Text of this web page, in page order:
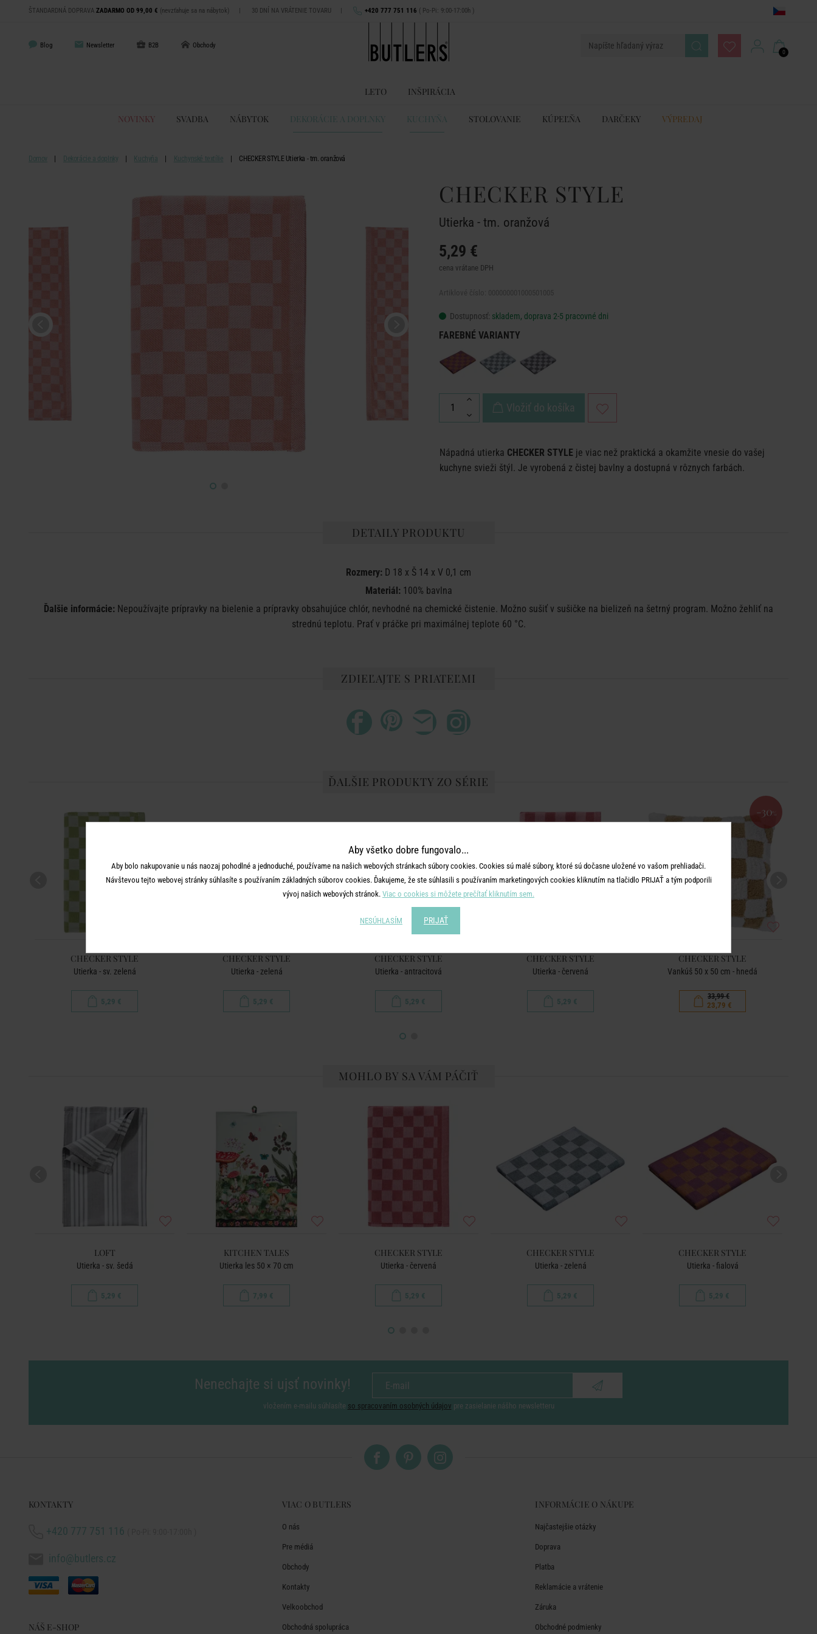
ŠTANDARDNÁ DOPRAVA ZADARMO OD 99,00 € (nevzťahuje sa na nábytok) | 30 DNÍ NA VRÁTENIE TOVARU | +420 777 751 116 ( Po-Pi: 9:00-17:00h )
Blog Newsletter B2B Obchody
0
LETO INŠPIRÁCIA
NOVINKY SVADBA NÁBYTOK DEKORÁCIE A DOPLNKY KUCHYŇA STOLOVANIE KÚPEĽŇA DARČEKY VÝPREDAJ
Domov Dekorácie a doplnky Kuchyňa Kuchynské textílie CHECKER STYLE Utierka - tm. oranžová
CHECKER STYLE
Utierka - tm. oranžová
5,29 €
cena vrátane DPH
Dostupnosť: skladem, doprava 2-5 pracovné dni
FAREBNÉ VARIANTY
Vložiť do košíka
Nápadná utierka CHECKER STYLE je viac než praktická a okamžite vnesie do vašej
kuchyne svieži štýl. Je vyrobená z čistej bavlny a dostupná v rôznych farbách.
DETAILY PRODUKTU
Rozmery: D 18 x Š 14 x V 0,1 cm
Materiál:100% bavlna
Ďalšie informácie: Nepoužívajte prípravky na bielenie a prípravky obsahujúce chlór, nevhodné na chemické čistenie. Možno sušiť v sušičke na bielizeň na šetrný program. Možno žehliť na
strednú teplotu. Prať v práčke pri maximálnej teplote 60 °C.
ZDIEĽAJTE S PRIATEĽMI
ĎALŠIE PRODUKTY ZO SÉRIE
CHECKER STYLE
Utierka - sv. zelená
5,29 €
CHECKER STYLE
Utierka - zelená
5,29 €
CHECKER STYLE
Utierka - antracitová
5,29 €
CHECKER STYLE
Utierka - červená
5,29 €
-30%
CHECKER STYLE
Vankúš 50 x 50 cm - hnedá
33,99 €
23,79 €
MOHLO BY SA VÁM PÁČIŤ
LOFT
Utierka - sv. šedá
5,29 €
KITCHEN TALES
Utierka les 50 × 70 cm
7,99 €
CHECKER STYLE
Utierka - červená
5,29 €
CHECKER STYLE
Utierka - zelená
5,29 €
CHECKER STYLE
Utierka - fialová
5,29 €
Nenechajte si ujsť novinky!
vložením e-mailu súhlasíte so spracovaním osobných údajov pre zasielanie nášho newsletteru
KONTAKTY
+420 777 751 116
info@butlers.cz
NÁŠ E-SHOP
VIAC O BUTLERS
O nás
Pre médiá
Obchody
Kontakty
Velkoobchod
Obchodná spolupráca
INFORMÁCIE O NÁKUPE
Najčastejšie otázky
Doprava
Platba
Reklamácie a vrátenie
Záruka
Obchodné podmienky
Aby všetko dobre fungovalo...
Aby bolo nakupovanie u nás naozaj pohodlné a jednoduché, používame na našich webových stránkach súbory cookies. Cookies sú malé súbory, ktoré sú dočasne uložené vo vašom prehliadači.
Návštevou tejto webovej stránky súhlasíte s používaním základných súborov cookies. Ďakujeme, že ste súhlasili s používaním marketingových cookies kliknutím na tlačidlo PRIJAŤ a tým podporili
vývoj našich webových stránok. Viac o cookies si môžete prečítať kliknutím sem.
NESÚHLASÍM PRIJAŤ